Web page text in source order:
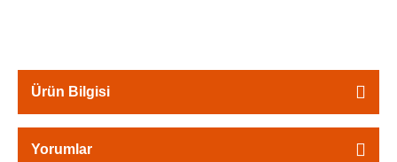
Ürün Bilgisi
Yorumlar